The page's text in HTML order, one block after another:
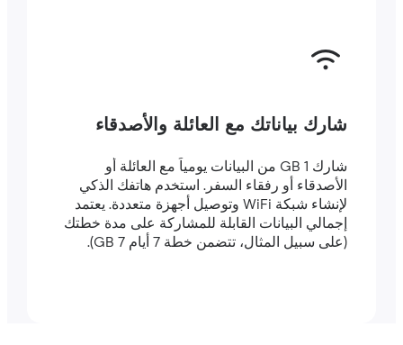
شارك بياناتك مع العائلة والأصدقاء
شارك 1 GB من البيانات يومياً مع العائلة أو
الأصدقاء أو رفقاء السفر. استخدم هاتفك الذكي
لإنشاء شبكة WiFi وتوصيل أجهزة متعددة. يعتمد
إجمالي البيانات القابلة للمشاركة على مدة خطتك
(على سبيل المثال، تتضمن خطة 7 أيام 7 GB).